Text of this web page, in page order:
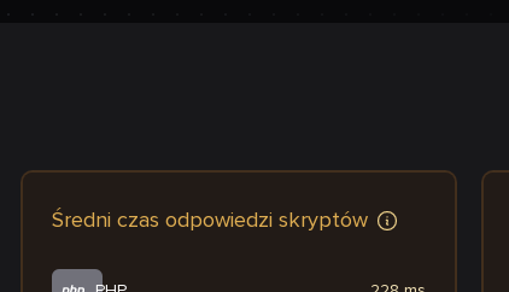
Średni czas odpowiedzi skryptów